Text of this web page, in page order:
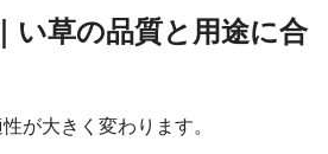
い草の品質と用途に合
が大きく変わります。